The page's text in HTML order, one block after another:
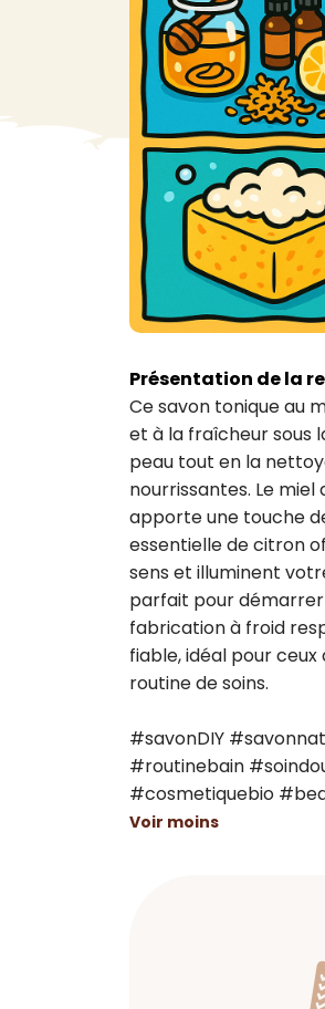
Présentation de la
Ce savon tonique au
et à la fraîcheur sous
peau tout en la
nourrissantes. Le
apporte une touche
essentielle de citron
sens et illuminent
parfait pour
fabrication à froid
fiable, idéal pour
routine de soins.
#savonDIY
#routinebain
#cosmetiquebio
Voir moins